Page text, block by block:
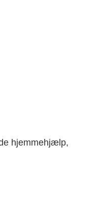
hjemmehjælp,